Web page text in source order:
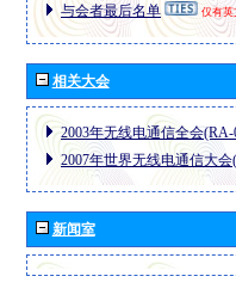
与会者最后名单 仅有英
相关大会
2003年无线电通信全会(RA-
2007年世界无线电通信大会
新闻室